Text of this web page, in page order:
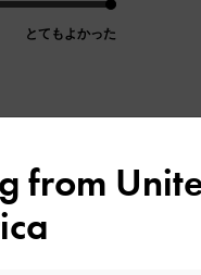
とてもよかった
快適さ
全て
from